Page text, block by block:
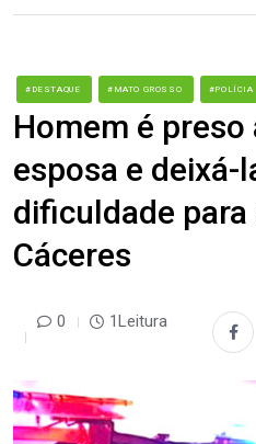
#DESTAQUE #MATO GROSSO #POLÍCIA
Homem é
esposa e deixá-
dificuldade para
Cáceres
0 1Leitura